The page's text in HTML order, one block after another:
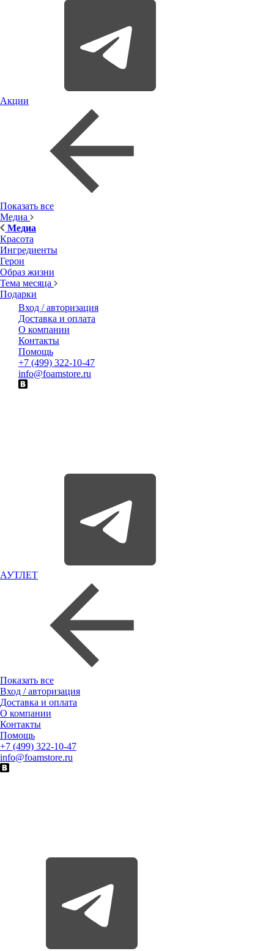
Акции
Показать все
Медиа
Медиа
Красота
Ингредиенты
Герои
Образ жизни
Тема месяца
Подарки
Вход / авторизация
Доставка и оплата
О компании
Контакты
Помощь
+7 (499) 322-10-47
info@foamstore.ru
АУТЛЕТ
Показать все
Вход / авторизация
Доставка и оплата
О компании
Контакты
Помощь
+7 (499) 322-10-47
info@foamstore.ru